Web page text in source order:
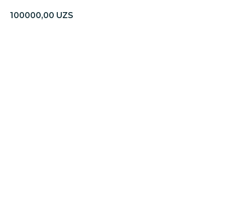
100000,00 UZS